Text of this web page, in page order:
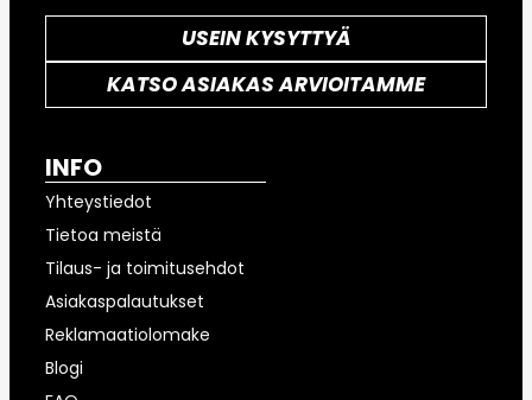
USEIN KYSYTTYÄ
KATSO ASIAKAS ARVIOITAMME
INFO
Yhteystiedot
Tietoa meistä
Tilaus- ja toimitusehdot
Asiakaspalautukset
Reklamaatiolomake
Blogi